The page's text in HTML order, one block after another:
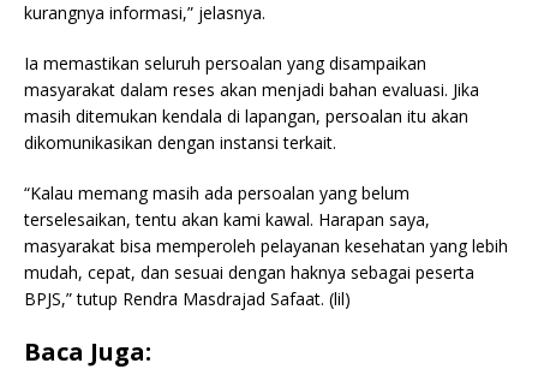
kurangnya informasi,” jelasnya.
Ia memastikan seluruh persoalan yang disampaikan
masyarakat dalam reses akan menjadi bahan evaluasi. Jika
masih ditemukan kendala di lapangan, persoalan itu akan
dikomunikasikan dengan instansi terkait.
“Kalau memang masih ada persoalan yang belum
terselesaikan, tentu akan kami kawal. Harapan saya,
masyarakat bisa memperoleh pelayanan kesehatan yang lebih
mudah, cepat, dan sesuai dengan haknya sebagai peserta
BPJS,” tutup Rendra Masdrajad Safaat. (lil)
Baca Juga: